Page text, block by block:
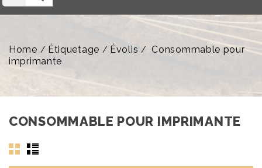
Home Étiquetage Évolis
Consommable pour
imprimante
CONSOMMABLE POUR IMPRIMANTE